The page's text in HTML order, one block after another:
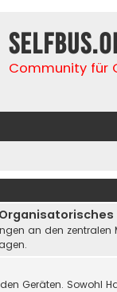
Community für
an den zentralen
Geräten. Sowohl